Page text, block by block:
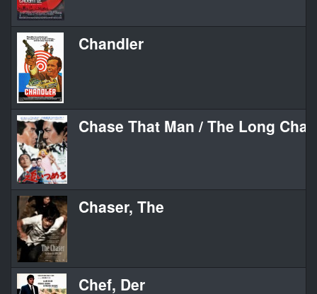
Chandler
Chase That Man / The Long
Chaser, The
Chef, Der